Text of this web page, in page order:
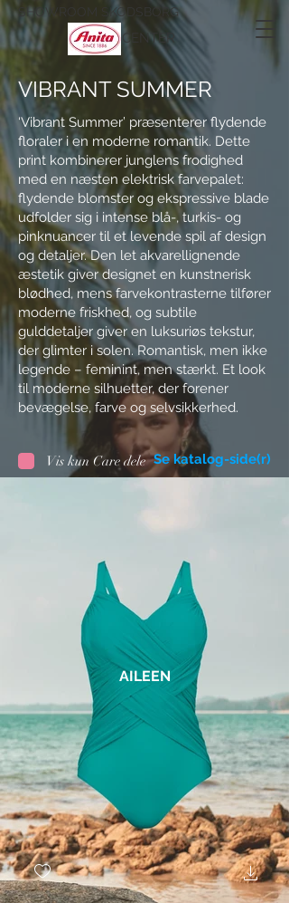
SHOWROOM SKODSBORG
CENTER
VIBRANT SUMMER
‘Vibrant Summer’ præsenterer flydende
floraler i en moderne romantik. Dette
print kombinerer junglens frodighed
med en næsten elektrisk farvepalet:
flydende blomster og ekspressive blade
udfolder sig i intense blå-, turkis- og
pinknuancer til et levende spil af design
og detaljer. Den let akvarellignende
æstetik giver designet en kunstnerisk
blødhed, mens farvekontrasterne tilfører
moderne friskhed, og subtile
gulddetaljer giver en luksuriøs tekstur,
der glimter i solen. Romantisk, men ikke
legende – feminint, men stærkt. Et look
til moderne silhuetter, der forener
bevægelse, farve og selvsikkerhed.
Vis kun Care dele Se katalog-side(r)
AILEEN